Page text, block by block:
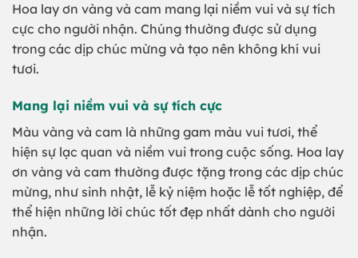
Hoa lay ơn vàng và cam mang lại niềm vui và sự tích
cực cho người nhận. Chúng thường được sử dụng
trong các dịp chúc mừng và tạo nên không khí vui
tươi.
Mang lại niềm vui và sự tích cực
Màu vàng và cam là những gam màu vui tươi, thể
hiện sự lạc quan và niềm vui trong cuộc sống. Hoa lay
ơn vàng và cam thường được tặng trong các dịp chúc
mừng, như sinh nhật, lễ kỷ niệm hoặc lễ tốt nghiệp, để
thể hiện những lời chúc tốt đẹp nhất dành cho người
nhận.